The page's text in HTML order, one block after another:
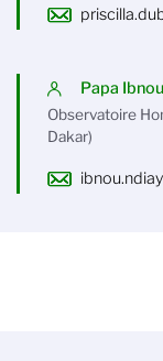
Papa
Observatoire
Dakar)